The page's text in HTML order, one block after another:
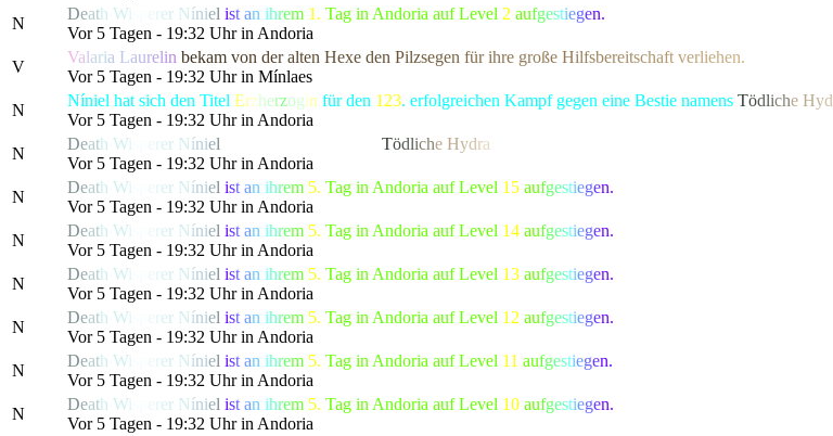
N
Death Wi rer Níniel ist an ihrem 1. Tag in Andoria auf Level 2 aufgestiegen.
Vor 5 Tagen - 19:32 Uhr in Andoria
V
Valaria Laurelin bekam von der alten Hexe den Pilzsegen für ihre große Hilfsbereitschaft verliehen.
Vor 5 Tagen - 19:32 Uhr in Mínlaes
N
Níniel hat sich den Titel Erzherzogin für den 123. erfolgreichen Kampf gegen eine Bestie namens Tödliche Hyd
Vor 5 Tagen - 19:32 Uhr in Andoria
N
Death Wi rer Níniel Tödliche Hydra
Vor 5 Tagen - 19:32 Uhr in Andoria
N
Death Wi rer Níniel ist an ihrem 5. Tag in Andoria auf Level 15 aufgestiegen.
Vor 5 Tagen - 19:32 Uhr in Andoria
N
Death Wi rer Níniel ist an ihrem 5. Tag in Andoria auf Level 14 aufgestiegen.
Vor 5 Tagen - 19:32 Uhr in Andoria
N
Death Wi rer Níniel ist an ihrem 5. Tag in Andoria auf Level 13 aufgestiegen.
Vor 5 Tagen - 19:32 Uhr in Andoria
N
Death Wi rer Níniel ist an ihrem 5. Tag in Andoria auf Level 12 aufgestiegen.
Vor 5 Tagen - 19:32 Uhr in Andoria
N
Death Wi rer Níniel ist an ihrem 5. Tag in Andoria auf Level 11 aufgestiegen.
Vor 5 Tagen - 19:32 Uhr in Andoria
N
Death Wi rer Níniel ist an ihrem 5. Tag in Andoria auf Level 10 aufgestiegen.
Vor 5 Tagen - 19:32 Uhr in Andoria